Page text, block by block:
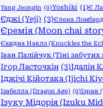
Yang Jeongin (0)Yoshiki (1)Є
Єджі (Yeji) (3)Єлена
Єремія (Moon chai
Єхидна Наклз (Knuckles the
Іван Палійчук (Тіні забутих
Ігор Ласточкін (3)Ідалін
Іджічі Кійотака (Ijichi
Ізабелла (Dragon Age) (0)Ізран
Ізуку Мідорія (Izuku